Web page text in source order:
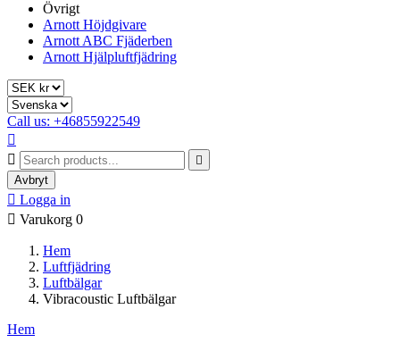
Övrigt
Arnott Höjdgivare
Arnott ABC Fjäderben
Arnott Hjälpluftfjädring
Call us: +46855922549



Avbryt
 Logga in
 Varukorg 0
Hem
Luftfjädring
Luftbälgar
Vibracoustic Luftbälgar
Hem